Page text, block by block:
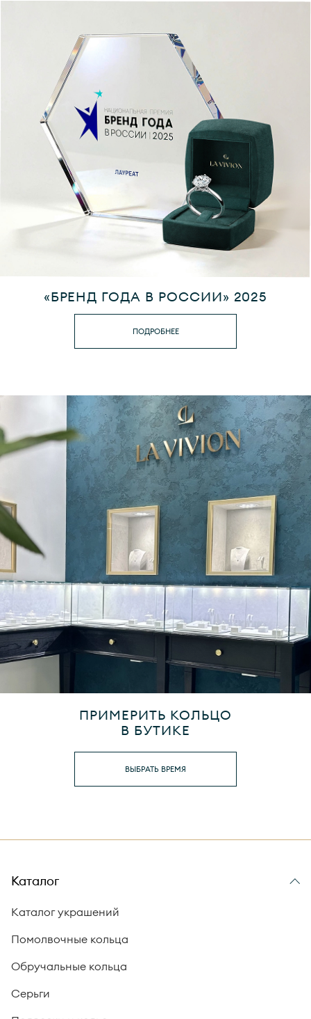
«БРЕНД ГОДА В РОССИИ» 2025
ПОДРОБНЕЕ
ПРИМЕРИТЬ КОЛЬЦО
В БУТИКЕ
ВЫБРАТЬ ВРЕМЯ
Каталог
Каталог украшений
Помолвочные кольца
Обручальные кольца
Серьги